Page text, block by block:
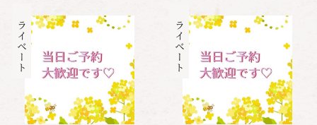
プライベート プライベート